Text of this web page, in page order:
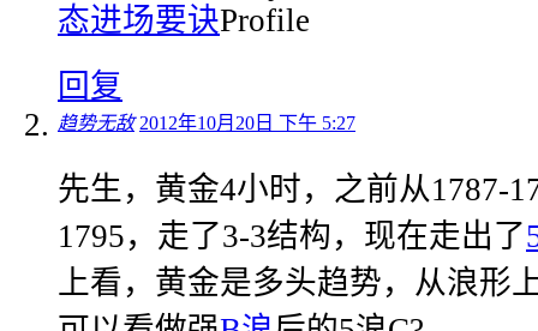
态进场要诀
回复
趋势无敌 2012年10月20日 下午 5:27
先生，黄金4小时，之前从1787-
1795，走了3-3结构，现在走出了
上看，黄金是多头趋势，从浪形